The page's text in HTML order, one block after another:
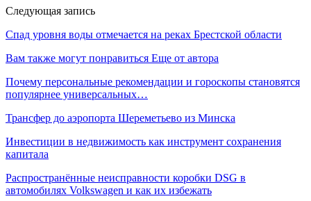
Следующая запись
Спад уровня воды отмечается на реках Брестской области
Вам также могут понравиться Еще от автора
Почему персональные рекомендации и гороскопы становятся
популярнее универсальных…
Трансфер до аэропорта Шереметьево из Минска
Инвестиции в недвижимость как инструмент сохранения
капитала
Распространённые неисправности коробки DSG в
автомобилях Volkswagen и как их избежать